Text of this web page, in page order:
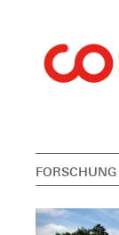
FORSCHUNG